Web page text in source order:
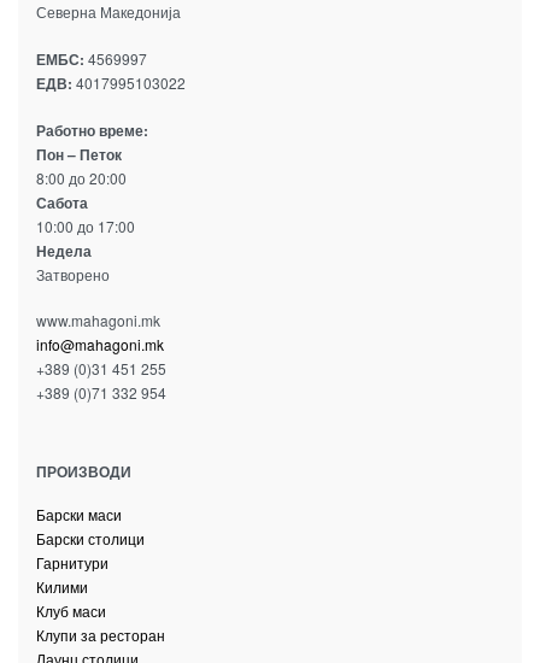
Северна Македонија
ЕМБС: 4569997
ЕДВ: 4017995103022
Работно време:
Пон – Петок
8:00 до 20:00
Сабота
10:00 до 17:00
Недела
Затворено
www.mahagoni.mk
info@mahagoni.mk
+389 (0)31 451 255
+389 (0)71 332 954
ПРОИЗВОДИ
Барски маси
Барски столици
Гарнитури
Килими
Клуб маси
Клупи за ресторан